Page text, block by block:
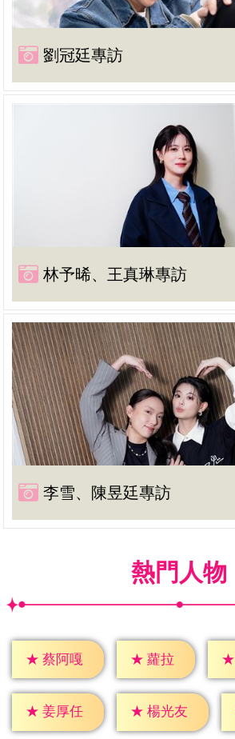
劉冠廷專訪
林予晞、王真琳專訪
李雪、陳昱廷專訪
熱門人物
★ 蔡阿嘎 ★ 蘿拉 ★
★ 姜厚任 ★ 楊光友